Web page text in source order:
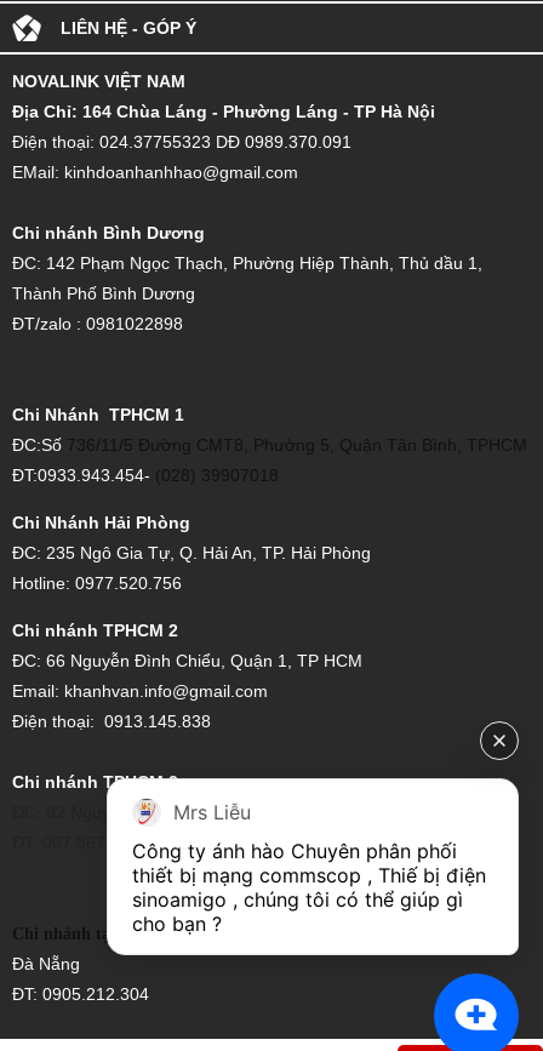
LIÊN HỆ - GÓP Ý
NOVALINK VIỆT NAM
Địa Chỉ: 164 Chùa Láng - Phường Láng - TP Hà Nội
Điện thoại: 024.37755323 DĐ 0989.370.091
EMail: kinhdoanhanhhao@gmail.com
Chi nhánh Bình Dương
ĐC: 142 Phạm Ngọc Thạch, Phường Hiệp Thành, Thủ dầu 1,
Thành Phố Bình Dương
ĐT/zalo : 0981022898
Chi Nhánh TPHCM 1
ĐC:Số 736/11/5 Đường CMT8, Phường 5, Quận Tân Bình, TPHCM
ĐT:0933.943.454- (028) 39907018
Chi Nhánh Hải Phòng
ĐC: 235 Ngô Gia Tự, Q. Hải An, TP. Hải Phòng
Hotline: 0977.520.756
Chi nhánh TPHCM 2
ĐC: 66 Nguyễn Đình Chiểu, Quận 1, TP HCM
Email: khanhvan.info@gmail.com
Điện thoại: 0913.145.838
Chi nhánh TPHCM 3
ĐC: 82 Nguyễn Xí, Phường 26, Bình Thạnh, Hồ Chí Minh
ĐT: 097.867.6997
Chi nhánh tại Đà Nẵng
ĐC:14/4 Trưng nữ vương ,Quận hải Châu-
Đà Nẵng
ĐT: 0905.212.304
Mrs Liễu
Công ty ánh hào Chuyên phân phối
thiết bị mạng commscop , Thiế bị điện
sinoamigo , chúng tôi có thể giúp gì
cho bạn ?